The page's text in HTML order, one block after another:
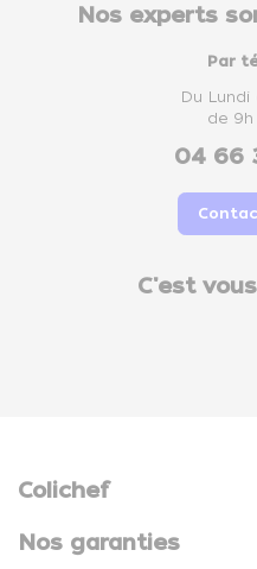
Nos experts
Par
Du Lundi
de 9h
04 66
C'est
Colichef
Nos garanties